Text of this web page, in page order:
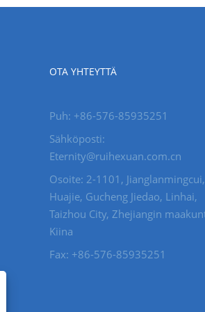
OTA YHTEYTTÄ
Puh: +86-576-85935251
Sähköposti:
Eternity@ruihexuan.com.cn
Osoite: 2-1101, Jianglanmingcui,
Huajie, Gucheng Jiedao, Linhai,
Taizhou City, Zhejiangin
Kiina
Fax: +86-576-85935251